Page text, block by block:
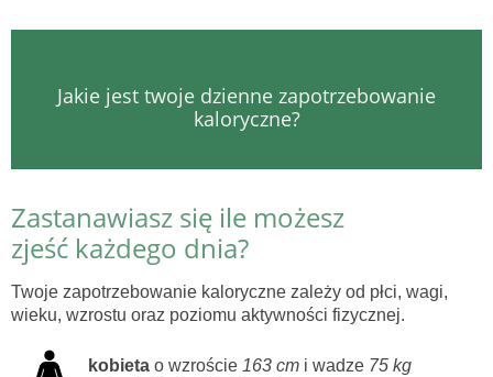
Jakie jest twoje dzienne zapotrzebowanie
kaloryczne?
Zastanawiasz się ile możesz
zjeść każdego dnia?
Twoje zapotrzebowanie kaloryczne zależy od płci, wagi,
wieku, wzrostu oraz poziomu aktywności fizycznej.
kobieta o wzroście 163 cm i wadze 75 kg